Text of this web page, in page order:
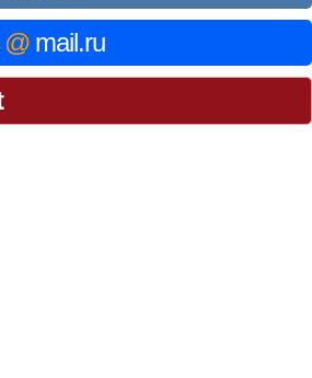
@ mail.ru